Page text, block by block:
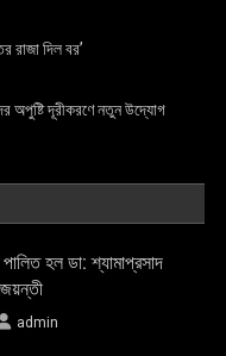
রাজা দিল বর’
অপুষ্টি দূরীকরণে নতুন উদ্যোগ
পালিত হল ডা: শ্যামাপ্রসাদ
admin